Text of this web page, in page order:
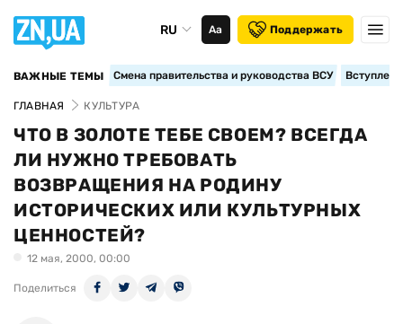
RU Аа Поддержать
ВАЖНЫЕ ТЕМЫ Смена правительства и руководства ВСУ
ГЛАВНАЯ КУЛЬТУРА
ЧТО В ЗОЛОТЕ ТЕБЕ СВОЕМ? ВСЕГДА
ЛИ НУЖНО ТРЕБОВАТЬ
ВОЗВРАЩЕНИЯ НА РОДИНУ
ИСТОРИЧЕСКИХ ИЛИ КУЛЬТУРНЫХ
ЦЕННОСТЕЙ?
12 мая, 2000, 00:00
Поделиться